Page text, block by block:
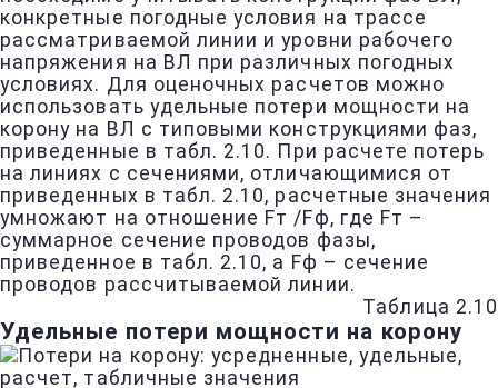
конкретные погодные условия на трассе
рассматриваемой линии и уровни рабочего
напряжения на ВЛ при различных погодных
условиях. Для оценочных расчетов можно
использовать удельные потери мощности на
корону на ВЛ с типовыми конструкциями фаз,
приведенные в табл. 2.10. При расчете потерь
на линиях с сечениями, отличающимися от
приведенных в табл. 2.10, расчетные значения
умножают на отношение Fт /Fф, где Fт –
суммарное сечение проводов фазы,
приведенное в табл. 2.10, а Fф – сечение
проводов рассчитываемой линии.
Таблица 2.10
Удельные потери мощности на корону